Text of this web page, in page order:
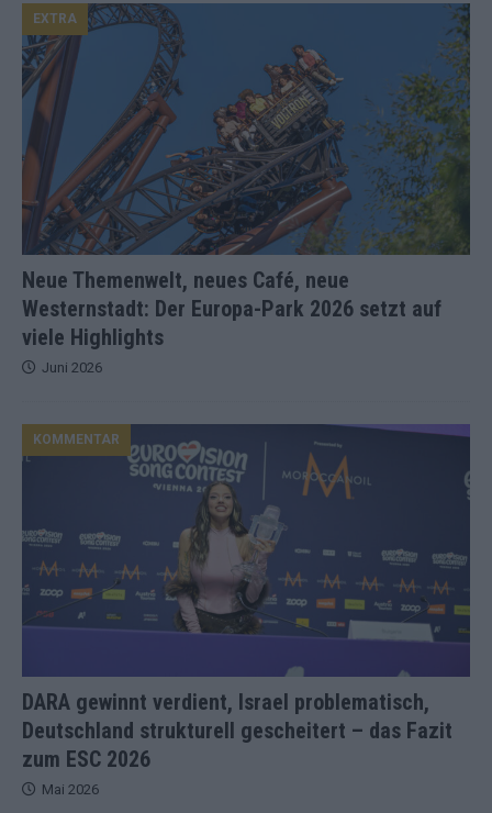
Neue Themenwelt, neues Café, neue
Westernstadt: Der Europa-Park 2026 setzt auf
viele Highlights
EXTRA
Juni 2026
DARA gewinnt verdient, Israel problematisch,
Deutschland strukturell gescheitert – das Fazit
zum ESC 2026
KOMMENTAR
Mai 2026